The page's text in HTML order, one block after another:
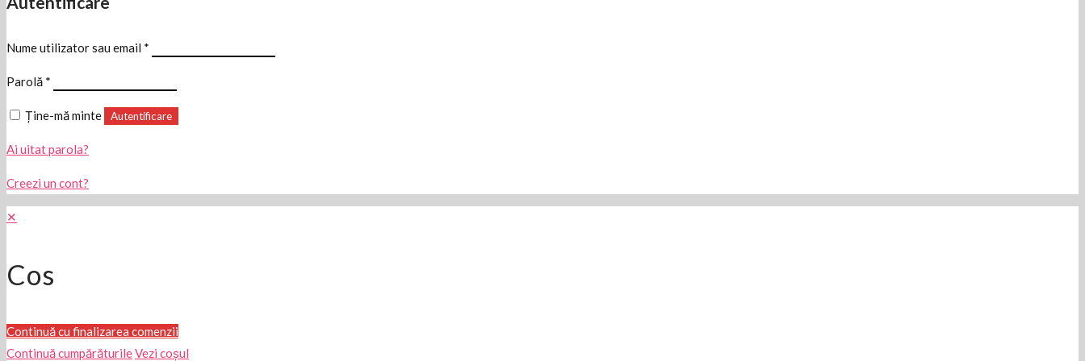
Nume utilizator sau email *
Parolă *
Ține-mă minte Autentificare
Ai uitat parola?
Creezi un cont?
✕
Cos
Continuă cu finalizarea comenzii
Continuă cumpărăturileVezi coșul